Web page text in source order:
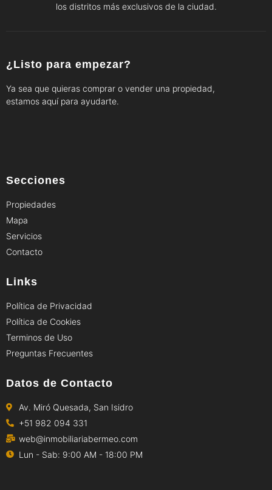
los distritos más exclusivos de la ciudad.
¿Listo para empezar?
Ya sea que quieras comprar o vender una propiedad,
estamos aquí para ayudarte.
Secciones
Propiedades
Mapa
Servicios
Contacto
Links
Política de Privacidad
Política de Cookies
Terminos de Uso
Preguntas Frecuentes
Datos de Contacto
Av. Miró Quesada, San Isidro
+51 982 094 331
web@inmobiliariabermeo.com
Lun - Sab: 9:00 AM - 18:00 PM